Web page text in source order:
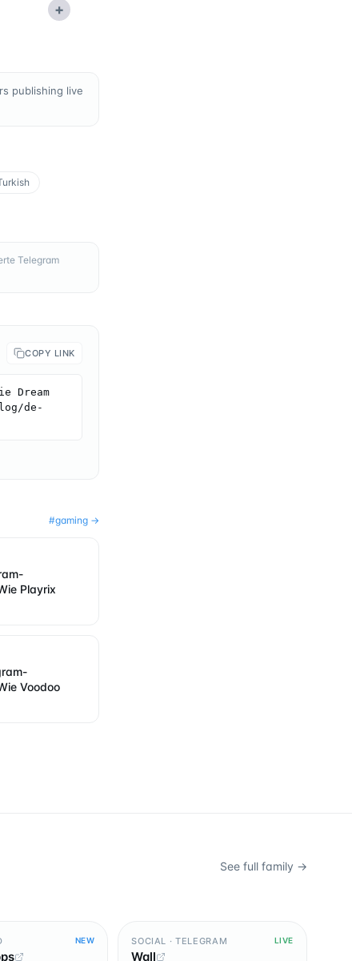
+
publishing live
Telegram
COPY LINK
Dream
de-
#gaming →
Playrix
Voodoo
See full family →
NEW SOCIAL · TELEGRAM LIVE
Wall